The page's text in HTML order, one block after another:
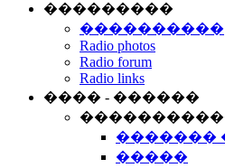
���������
����������
Radio photos
Radio forum
Radio links
���� - ������
�������
�����